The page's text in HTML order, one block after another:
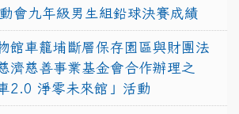
會九年級男生組鉛球決賽成績
館車籠埔斷層保存園區與財團法
濟慈善事業基金會合作辦理之
2.0 淨零未來館」活動